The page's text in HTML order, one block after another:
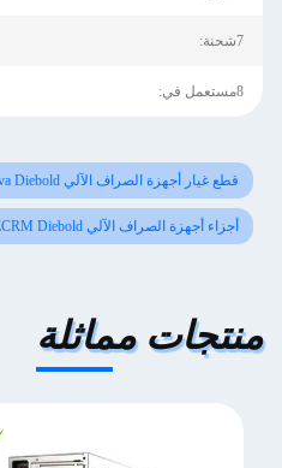
7شحنة:
8مستعمل في:
قطع غيار أجهزة الصراف الآلي Opteva Diebold
أجزاء أجهزة الصراف الآلي ECRM Diebold
منتجات مماثلة